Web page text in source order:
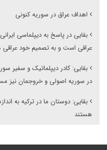
اهداف عراق در سوریه کنونی
بقایی در پاسخ به دیپلماسی
عراقی است و به تصمیم خود عراقی
بقایی: کادر دیپلماتیک و سفیر
در سوریه اصولی و خروجمان نیز
بقایی: دوستان ما در ترکیه به
هستند